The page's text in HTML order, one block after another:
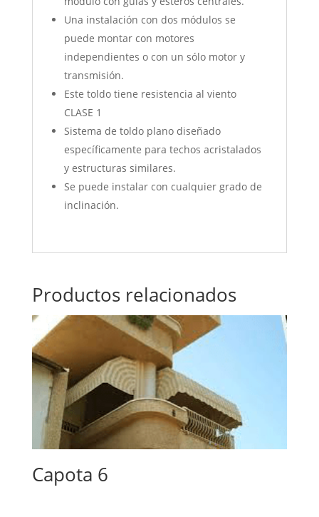
Una instalación con dos módulos se
puede montar con motores
independientes o con un sólo motor y
transmisión.
Este toldo tiene resistencia al viento
CLASE 1
Sistema de toldo plano diseñado
específicamente para techos acristalados
y estructuras similares.
Se puede instalar con cualquier grado de
inclinación.
Productos relacionados
Capota 6